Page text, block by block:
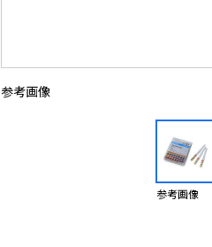
参考画像
参考画像